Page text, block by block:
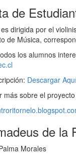
de
dirigida por el
de Música,
los alumnos
Descargar
más sobre el
de la
Morales